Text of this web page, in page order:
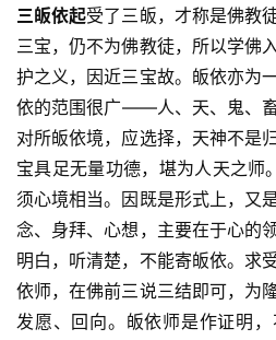
三皈依起受了三皈，才称是佛教
三宝，仍不为佛教徒，所以学佛
护之义，因近三宝故。皈依亦为
依的范围很广——人、天、鬼、畜
对所皈依境，应选择，天神不是
宝具足无量功德，堪为人天之师。
须心境相当。因既是形式上，又
念、身拜、心想，主要在于心的
明白，听清楚，不能寄皈依。求
依师，在佛前三说三结即可，为
发愿、回向。皈依师是作证明